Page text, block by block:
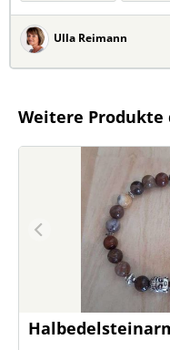
Ulla Reimann
Weitere Produkte